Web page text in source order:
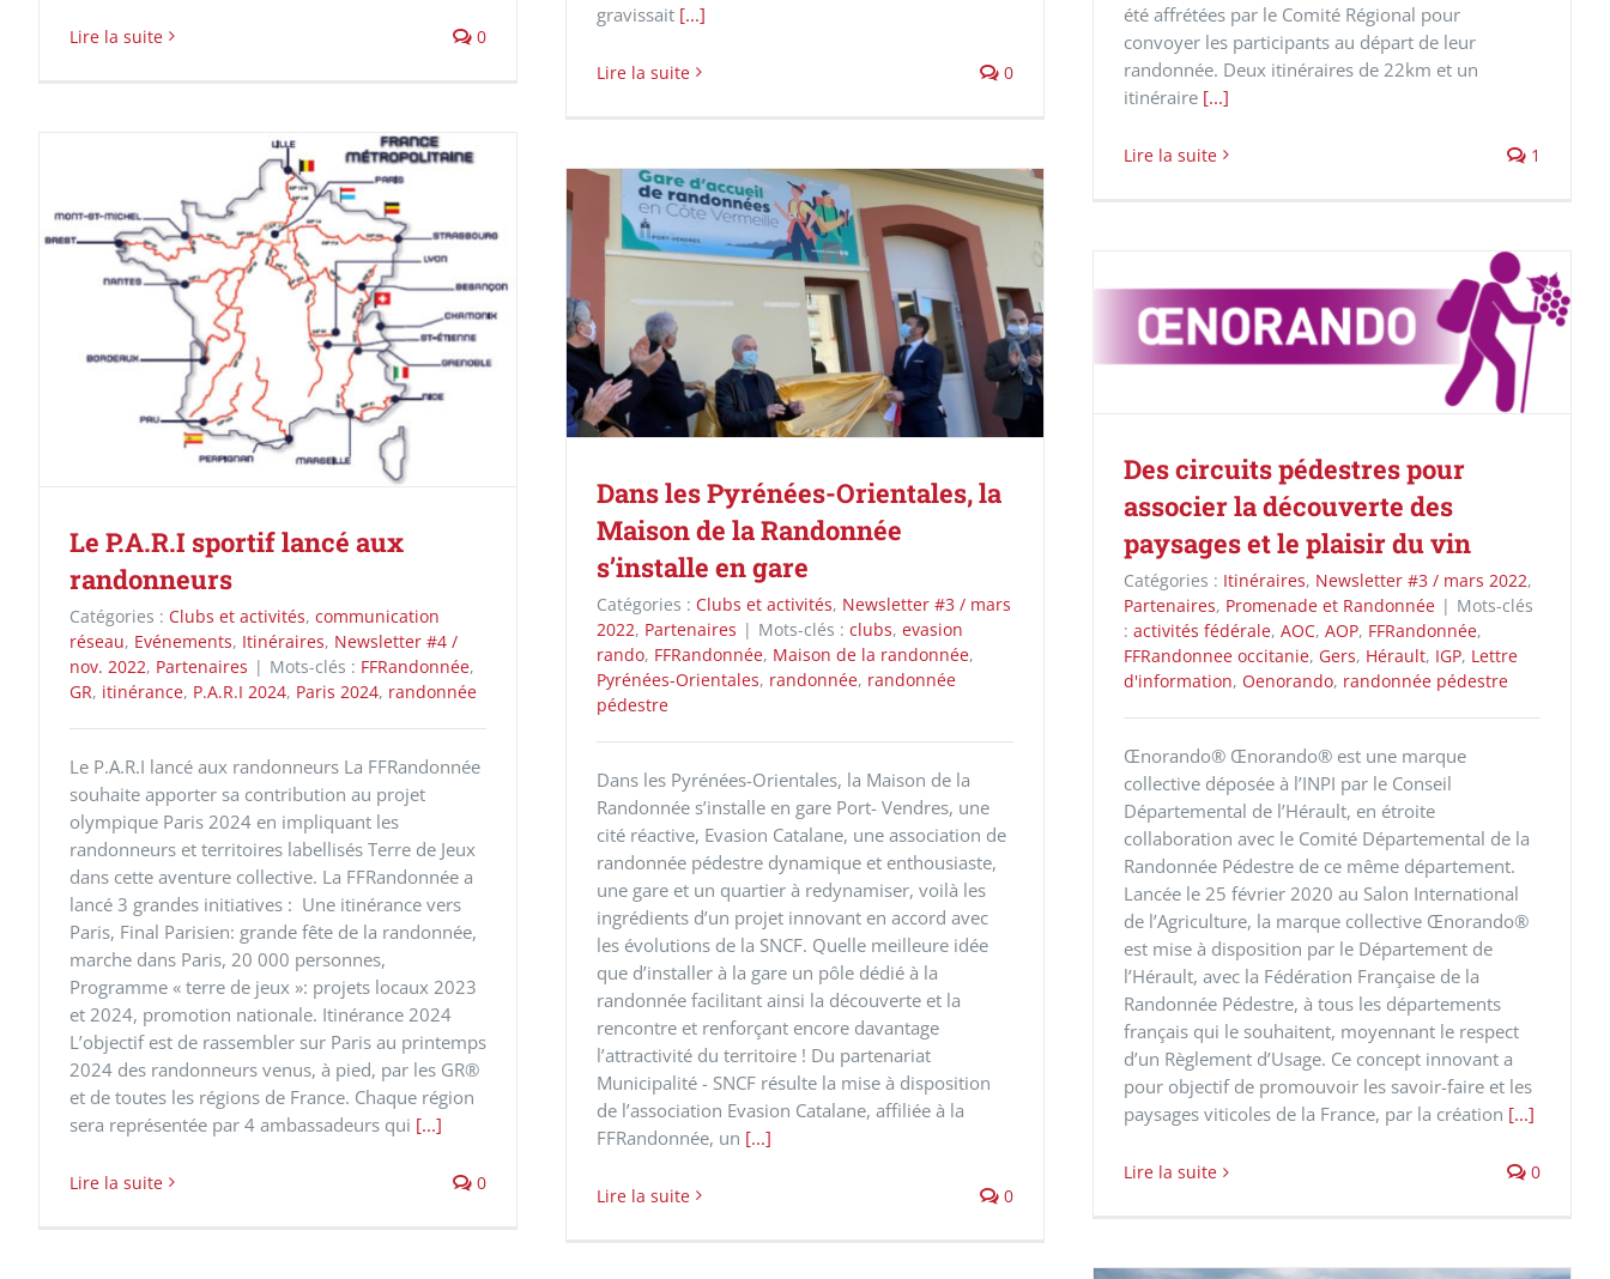
gravissait [...]
Lire la suite 0
été affrétées par le Comité Régional pour
convoyer les participants au départ de leur
randonnée. Deux itinéraires de 22km et un
itinéraire [...]
Lire la suite 1
Lire la suite 0
Le P.A.R.I sportif lancé aux
randonneurs
Catégories : Clubs et activités, communication
réseau, Evénements, Itinéraires, Newsletter #4 /
nov. 2022, Partenaires | Mots-clés : FFRandonnée,
GR, itinérance, P.A.R.I 2024, Paris 2024, randonnée
Le P.A.R.I lancé aux randonneurs La FFRandonnée
souhaite apporter sa contribution au projet
olympique Paris 2024 en impliquant les
randonneurs et territoires labellisés Terre de Jeux
dans cette aventure collective. La FFRandonnée a
lancé 3 grandes initiatives : Une itinérance vers
Paris, Final Parisien: grande fête de la randonnée,
marche dans Paris, 20 000 personnes,​
Programme « terre de jeux »: projets locaux 2023
et 2024, promotion nationale. Itinérance 2024
L’objectif est de rassembler sur Paris au printemps
2024 des randonneurs venus, à pied, par les GR®
et de toutes les régions de France. Chaque région
sera représentée par 4 ambassadeurs qui [...]
Lire la suite 0
Dans les Pyrénées-Orientales, la
Maison de la Randonnée
s’installe en gare
Catégories : Clubs et activités, Newsletter #3 / mars
2022, Partenaires | Mots-clés : clubs, evasion
rando, FFRandonnée, Maison de la randonnée,
Pyrénées-Orientales, randonnée, randonnée
pédestre
Dans les Pyrénées-Orientales, la Maison de la
Randonnée s’installe en gare Port- Vendres, une
cité réactive, Evasion Catalane, une association de
randonnée pédestre dynamique et enthousiaste,
une gare et un quartier à redynamiser, voilà les
ingrédients d’un projet innovant en accord avec
les évolutions de la SNCF. Quelle meilleure idée
que d’installer à la gare un pôle dédié à la
randonnée facilitant ainsi la découverte et la
rencontre et renforçant encore davantage
l’attractivité du territoire ! Du partenariat
Municipalité - SNCF résulte la mise à disposition
de l’association Evasion Catalane, affiliée à la
FFRandonnée, un [...]
Lire la suite 0
Des circuits pédestres pour
associer la découverte des
paysages et le plaisir du vin
Catégories : Itinéraires, Newsletter #3 / mars 2022,
Partenaires, Promenade et Randonnée | Mots-clés
: activités fédérale, AOC, AOP, FFRandonnée,
FFRandonnee occitanie, Gers, Hérault, IGP, Lettre
d'information, Oenorando, randonnée pédestre
Œnorando® Œnorando® est une marque
collective déposée à l’INPI par le Conseil
Départemental de l’Hérault, en étroite
collaboration avec le Comité Départemental de la
Randonnée Pédestre de ce même département.
Lancée le 25 février 2020 au Salon International
de l’Agriculture, la marque collective Œnorando®
est mise à disposition par le Département de
l’Hérault, avec la Fédération Française de la
Randonnée Pédestre, à tous les départements
français qui le souhaitent, moyennant le respect
d’un Règlement d’Usage. Ce concept innovant a
pour objectif de promouvoir les savoir-faire et les
paysages viticoles de la France, par la création [...]
Lire la suite 0